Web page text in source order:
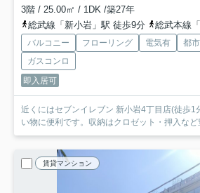
3階 / 25.00㎡ / 1DK /築27年
総武線「新小岩」駅 徒歩9分
総武本線
バルコニー フローリング 電気有 都
ガスコンロ
即入居可
近くにはセブンイレブン 新小岩4丁目店(徒歩1
い物に便利です。収納はクロゼット・押入など
賃貸マンション